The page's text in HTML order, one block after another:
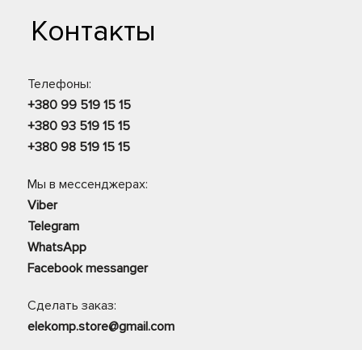
Контакты
Телефоны:
+380 99 519 15 15
+380 93 519 15 15
+380 98 519 15 15
Мы в мессенджерах:
Viber
Telegram
WhatsApp
Facebook messanger
Сделать заказ:
elekomp.store@gmail.com